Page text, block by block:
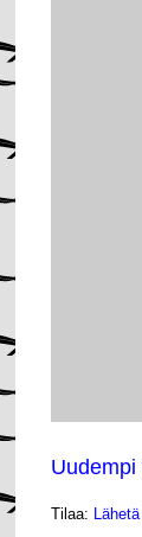
Uudempi
Tilaa: